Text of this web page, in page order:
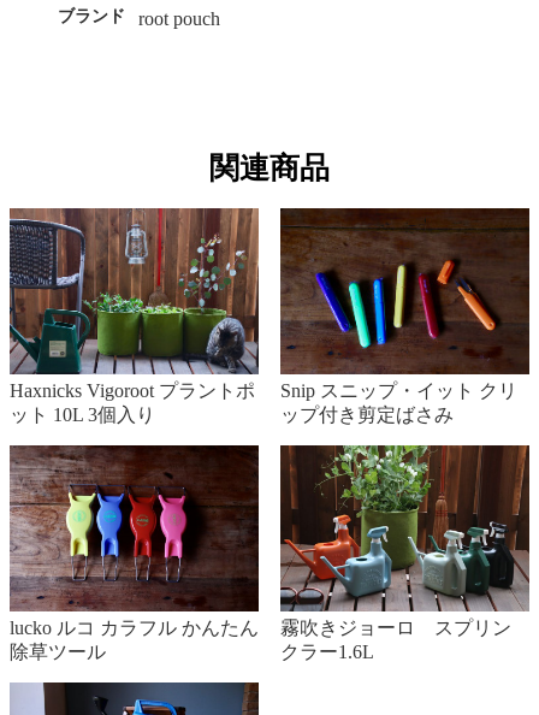
ブランド root pouch
関連商品
Haxnicks Vigoroot プラントポ
ット 10L 3個入り
Snip スニップ・イット クリ
ップ付き剪定ばさみ
lucko ルコ カラフル かんたん
除草ツール
霧吹きジョーロ スプリン
クラー1.6L